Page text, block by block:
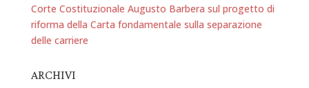
Corte Costituzionale Augusto Barbera sul progetto di
riforma della Carta fondamentale sulla separazione
delle carriere
ARCHIVI